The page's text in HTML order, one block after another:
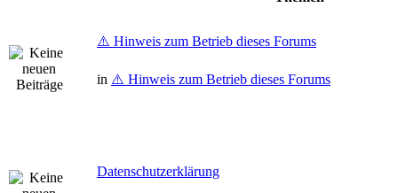
⚠️ Hinweis zum Betrieb dieses Forums
in ⚠️ Hinweis zum Betrieb dieses Forums
Datenschutzerklärung